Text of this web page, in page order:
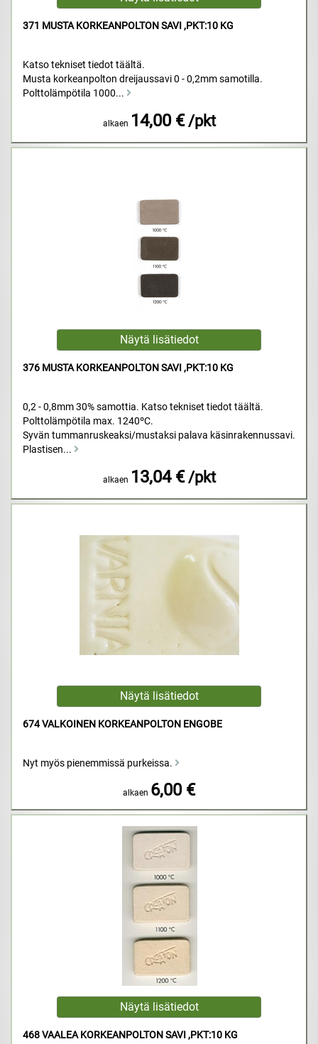
371 MUSTA KORKEANPOLTON SAVI ,PKT:10 KG
Katso tekniset tiedot täältä.
Musta korkeanpolton dreijaussavi 0 - 0,2mm samotilla.
Polttolämpötila 1000...
alkaen 14,00 € /pkt
376 MUSTA KORKEANPOLTON SAVI ,PKT:10 KG
0,2 - 0,8mm 30% samottia. Katso tekniset tiedot täältä.
Polttolämpötila max. 1240ºC.
Syvän tummanruskeaksi/mustaksi palava käsinrakennussavi.
Plastisen...
alkaen 13,04 € /pkt
674 VALKOINEN KORKEANPOLTON ENGOBE
Nyt myös pienemmissä purkeissa.
alkaen 6,00 €
468 VAALEA KORKEANPOLTON SAVI ,PKT:10 KG